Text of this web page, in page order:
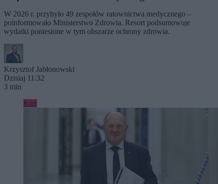
W 2026 r. przybyło 49 zespołów ratownictwa medycznego –
poinformowało Ministerstwo Zdrowia. Resort podsumowuje
wydatki poniesione w tym obszarze ochrony zdrowia.
Krzysztof Jabłonowski
Dzisiaj 11:32
3 min
Kraj